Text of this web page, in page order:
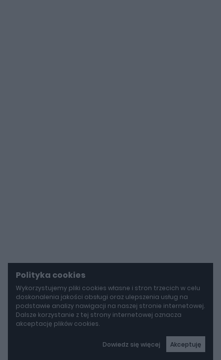
Polityka cookies
Wykorzystujemy pliki cookies własne i stron trzecich w celu
doskonalenia jakości obsługi oraz ulepszenia usług na
podstawie analizy nawigacji na naszej stronie internetowej.
Dalsze korzystanie z tej strony internetowej oznacza
akceptację plików cookies.
Dowiedz się więcej Akceptuję